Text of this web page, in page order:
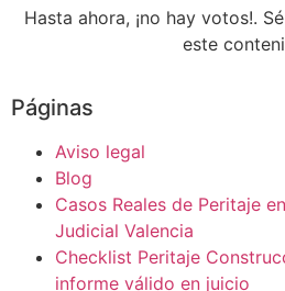
Hasta ahora, ¡no hay votos!.
este
Páginas
Aviso legal
Blog
Casos Reales de Peritaje
Judicial Valencia
Checklist Peritaje
informe válido en juicio